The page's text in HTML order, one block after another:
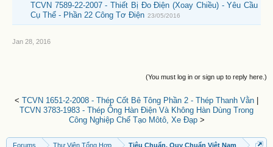
TCVN 7589-22-2007 - Thiết Bị Đo Điện (Xoay Chiều) - Yêu Cầu
Cụ Thể - Phần 22 Công Tơ Điện 23/05/2016
Jan 28, 2016
(You must log in or sign up to reply here.)
< TCVN 1651-2-2008 - Thép Cốt Bê Tông Phần 2 - Thép Thanh Vằn
TCVN 3783-1983 - Thép Ống Hàn Điện Và Không Hàn Dùng Trong
Công Nghiệp Chế Tạo Môtô, Xe Đạp>
Forums Thư Viện Tổng Hợp Tiêu Chuẩn, Quy Chuẩn Việt Nam